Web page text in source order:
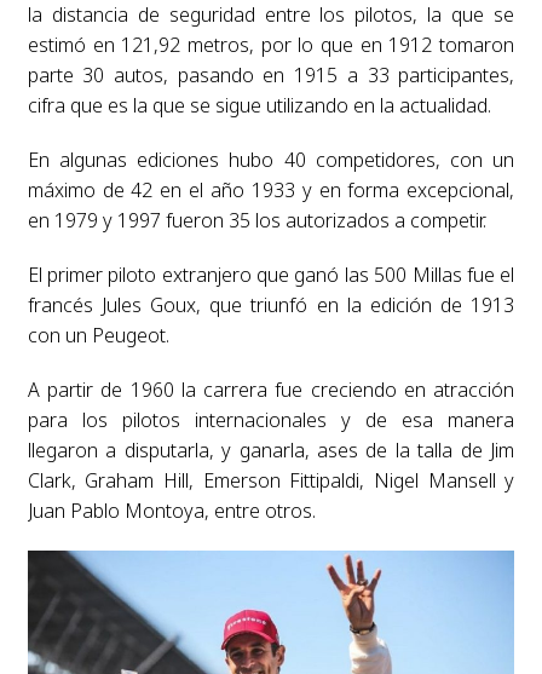
la distancia de seguridad entre los pilotos, la que se
estimó en 121,92 metros, por lo que en 1912 tomaron
parte 30 autos, pasando en 1915 a 33 participantes,
cifra que es la que se sigue utilizando en la actualidad.
En algunas ediciones hubo 40 competidores, con un
máximo de 42 en el año 1933 y en forma excepcional,
en 1979 y 1997 fueron 35 los autorizados a competir.
El primer piloto extranjero que ganó las 500 Millas fue el
francés Jules Goux, que triunfó en la edición de 1913
con un Peugeot.
A partir de 1960 la carrera fue creciendo en atracción
para los pilotos internacionales y de esa manera
llegaron a disputarla, y ganarla, ases de la talla de Jim
Clark, Graham Hill, Emerson Fittipaldi, Nigel Mansell y
Juan Pablo Montoya, entre otros.